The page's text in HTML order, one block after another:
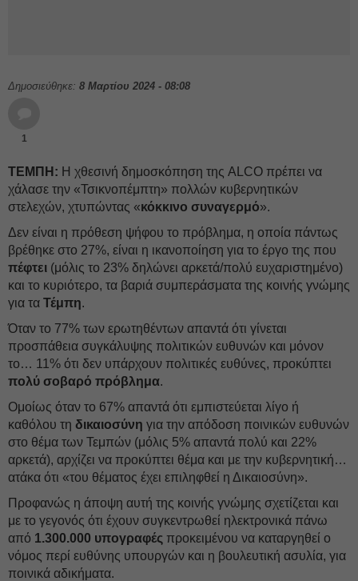
Δημοσιεύθηκε: 8 Μαρτίου 2024 - 08:08
1
ΤΕΜΠΗ: Η χθεσινή δημοσκόπηση της ALCO πρέπει να
χάλασε την «Τσικνοπέμπτη» πολλών κυβερνητικών
στελεχών, χτυπώντας «κόκκινο συναγερμό».
Δεν είναι η πρόθεση ψήφου το πρόβλημα, η οποία πάντως
βρέθηκε στο 27%, είναι η ικανοποίηση για το έργο της που
πέφτει (μόλις το 23% δηλώνει αρκετά/πολύ ευχαριστημένο)
και το κυριότερο, τα βαριά συμπεράσματα της κοινής γνώμης
για τα Τέμπη.
Όταν το 77% των ερωτηθέντων απαντά ότι γίνεται
προσπάθεια συγκάλυψης πολιτικών ευθυνών και μόνον
το… 11% ότι δεν υπάρχουν πολιτικές ευθύνες, προκύπτει
πολύ σοβαρό πρόβλημα.
Ομοίως όταν το 67% απαντά ότι εμπιστεύεται λίγο ή
καθόλου τη δικαιοσύνη για την απόδοση ποινικών ευθυνών
στο θέμα των Τεμπών (μόλις 5% απαντά πολύ και 22%
αρκετά), αρχίζει να προκύπτει θέμα και με την κυβερνητική…
ατάκα ότι «του θέματος έχει επιληφθεί η Δικαιοσύνη».
Προφανώς η άποψη αυτή της κοινής γνώμης σχετίζεται και
με το γεγονός ότι έχουν συγκεντρωθεί ηλεκτρονικά πάνω
από 1.300.000 υπογραφές προκειμένου να καταργηθεί ο
νόμος περί ευθύνης υπουργών και η βουλευτική ασυλία, για
ποινικά αδικήματα.